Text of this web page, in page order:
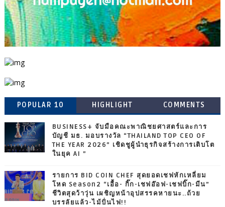
POPULAR 10 HIGHLIGHT COMMENTS
BUSINESS+ จับมือคณะพาณิชยศาสตร์และการ
บัญชี มธ. มอบรางวัล “THAILAND TOP CEO OF
THE YEAR 2026” เชิดชูผู้นำธุรกิจสร้างการเติบโต
ในยุค AI ”
รายการ BID COIN CHEF สุดยอดเชฟหักเหลี่ยม
โหด Season2 “เอื้อ- กิ๊ก-เชฟอ๊อฟ-เชฟบิ๊ก-มีน”
ชีวิตสุดว้าวุ่น เผชิญหน้าอุปสรรคหายนะ..ถ้วย
บรรลัยแล้ว-ไม้ปั่นไฟ!!